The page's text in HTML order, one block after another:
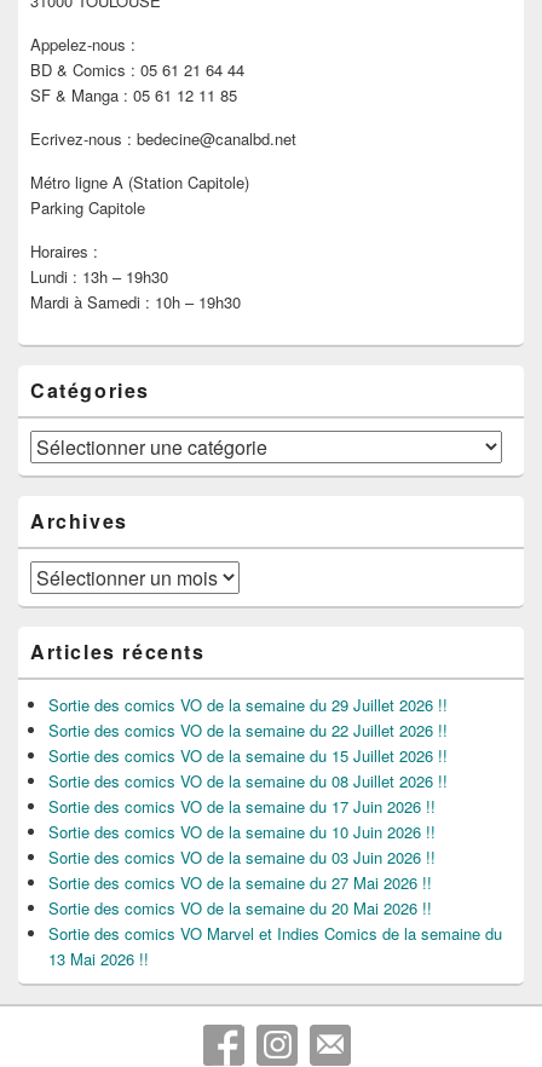
Appelez-nous :
BD & Comics : 05 61 21 64 44
SF & Manga : 05 61 12 11 85
Ecrivez-nous : bedecine@canalbd.net
Métro ligne A (Station Capitole)
Parking Capitole
Horaires :
Lundi : 13h – 19h30
Mardi à Samedi : 10h – 19h30
Catégories
Catégories
Archives
Archives
Articles récents
Sortie des comics VO de la semaine du 29 Juillet 2026 !!
Sortie des comics VO de la semaine du 22 Juillet 2026 !!
Sortie des comics VO de la semaine du 15 Juillet 2026 !!
Sortie des comics VO de la semaine du 08 Juillet 2026 !!
Sortie des comics VO de la semaine du 17 Juin 2026 !!
Sortie des comics VO de la semaine du 10 Juin 2026 !!
Sortie des comics VO de la semaine du 03 Juin 2026 !!
Sortie des comics VO de la semaine du 27 Mai 2026 !!
Sortie des comics VO de la semaine du 20 Mai 2026 !!
Sortie des comics VO Marvel et Indies Comics de la semaine du
13 Mai 2026 !!